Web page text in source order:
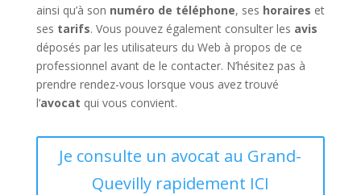
ainsi qu’à son numéro de téléphone, ses horaires et
ses tarifs. Vous pouvez également consulter les avis
déposés par les utilisateurs du Web à propos de ce
professionnel avant de le contacter. N’hésitez pas à
prendre rendez-vous lorsque vous avez trouvé
l’avocat qui vous convient.
Je consulte un avocat au Grand-
Quevilly rapidement ICI